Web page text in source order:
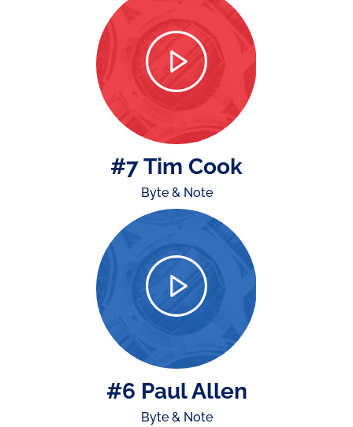
#7 Tim Cook
Byte & Note
#6 Paul Allen
Byte & Note